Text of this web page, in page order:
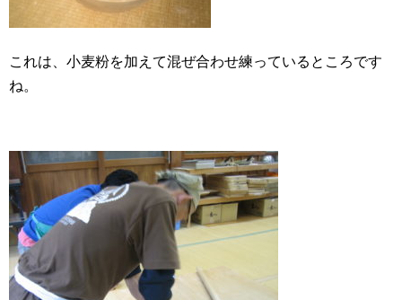
これは、小麦粉を加えて混ぜ合わせ練っているところです
ね。